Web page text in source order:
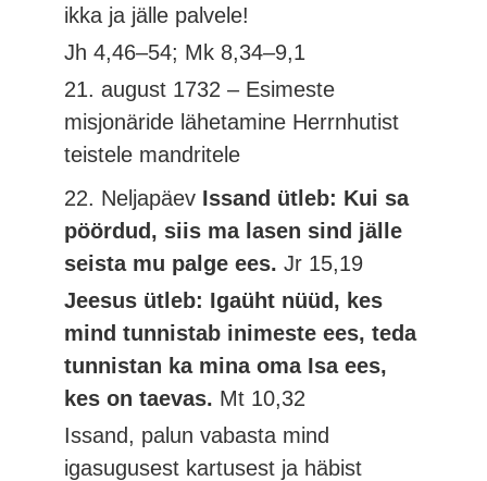
ikka ja jälle palvele!
Jh 4,46–54; Mk 8,34–9,1
21. august 1732 – Esimeste
misjonäride lähetamine Herrnhutist
teistele mandritele
22. Neljapäev Issand ütleb: Kui sa
pöördud, siis ma lasen sind jälle
seista mu palge ees.Jr 15,19
Jeesus ütleb: Igaüht nüüd, kes
mind tunnistab inimeste ees, teda
tunnistan ka mina oma Isa ees,
kes on taevas. Mt 10,32
Issand, palun vabasta mind
igasugusest kartusest ja häbist